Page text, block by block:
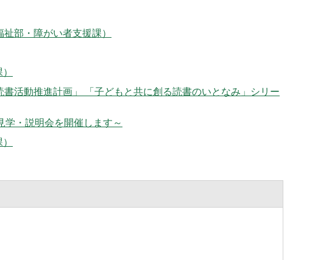
部・障がい者支援課）
活動推進計画」 「子どもと共に創る読書のいとなみ」シリー
・説明会を開催します～